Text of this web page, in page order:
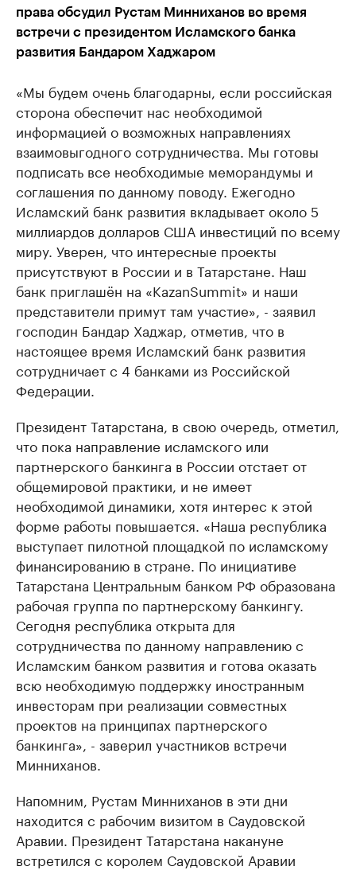
права обсудил Рустам Минниханов во время
встречи с президентом Исламского банка
развития Бандаром Хаджаром
«Мы будем очень благодарны, если российская
сторона обеспечит нас необходимой
информацией о возможных направлениях
взаимовыгодного сотрудничества. Мы готовы
подписать все необходимые меморандумы и
соглашения по данному поводу. Ежегодно
Исламский банк развития вкладывает около 5
миллиардов долларов США инвестиций по всему
миру. Уверен, что интересные проекты
присутствуют в России и в Татарстане. Наш
банк приглашён на «KazanSummit» и наши
представители примут там участие», - заявил
господин Бандар Хаджар, отметив, что в
настоящее время Исламский банк развития
сотрудничает с 4 банками из Российской
Федерации.
Президент Татарстана, в свою очередь, отметил,
что пока направление исламского или
партнерского банкинга в России отстает от
общемировой практики, и не имеет
необходимой динамики, хотя интерес к этой
форме работы повышается. «Наша республика
выступает пилотной площадкой по исламскому
финансированию в стране. По инициативе
Татарстана Центральным банком РФ образована
рабочая группа по партнерскому банкингу.
Сегодня республика открыта для
сотрудничества по данному направлению с
Исламским банком развития и готова оказать
всю необходимую поддержку иностранным
инвесторам при реализации совместных
проектов на принципах партнерского
банкинга», - заверил участников встречи
Минниханов.
Напомним, Рустам Минниханов в эти дни
находится с рабочим визитом в Саудовской
Аравии. Президент Татарстана накануне
встретился с королем Саудовской Аравии